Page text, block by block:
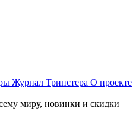
Журнал Трипстера О проекте
миру, новинки и скидки